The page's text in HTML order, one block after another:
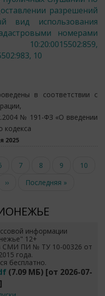
разрешений
вид использования
номерами
10
в соответствии с
№ 191-ФЗ «О введении
кодекса
2025
Page
7 Page
8
Текущая
9 Page
10
Следующая
››
Последняя
Последняя »
информации
12+
СМИ ПИ № ТУ 10-00326 от
года.
бесплатно.
(7.09 МБ) [от 2026-07-
]